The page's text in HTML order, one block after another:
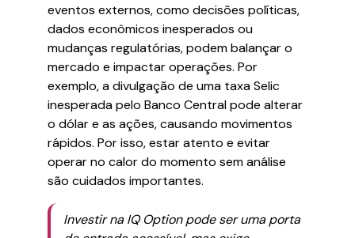
eventos externos, como decisões políticas,
dados econômicos inesperados ou
mudanças regulatórias, podem balançar o
mercado e impactar operações. Por
exemplo, a divulgação de uma taxa Selic
inesperada pelo Banco Central pode alterar
o dólar e as ações, causando movimentos
rápidos. Por isso, estar atento e evitar
operar no calor do momento sem análise
são cuidados importantes.
Investir na IQ Option pode ser uma porta